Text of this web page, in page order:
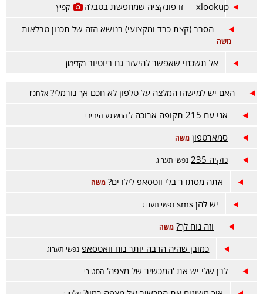
xlookup זו פונקציה שמחפשת בטבלה קפיץ
הסבר (קצת כבד ומקצועי) בנושא הזה של תכנון טבלאות
משה
אל תשכחי שאפשר להיעזר גם ביוטיוב נקדימון
האם יש למישהו המלצה על טלפון לא חכם אך נורמלי? אלחנןו
אני עם 215 תקופה ארוכה ל המשוגע היחידי
סמארטפון משה
נוקיה 235 נפשי תערוג
אתה מסתדר בלי ווטסאפ לילדים? משה
יש להן sms נפשי תערוג
וזה נוח לך? משה
כמובן שהיה הרבה יותר נוח וואטסאפ נפשי תערוג
לבן שלי יש את 'המכשיר של מצפה' הסטורי